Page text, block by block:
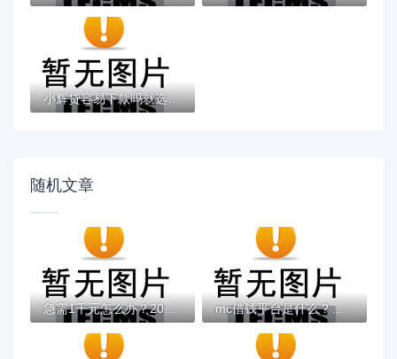
小辉贷容易下款吗就选这7个4千元黑户无条件...
随机文章
急需1千元怎么办？2025芝麻分借款必过试试这... mc借钱平台是什么？盘点7个2025被风控了必下...